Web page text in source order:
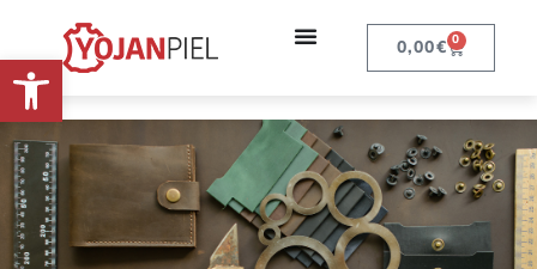
Abrir barra de herramientas 0,00€ 0